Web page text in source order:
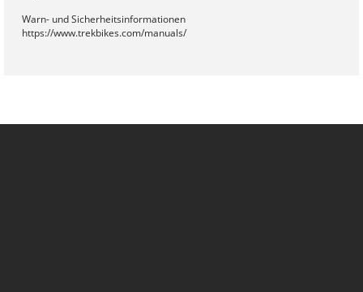
Warn- und Sicherheitsinformationen
https://www.trekbikes.com/manuals/